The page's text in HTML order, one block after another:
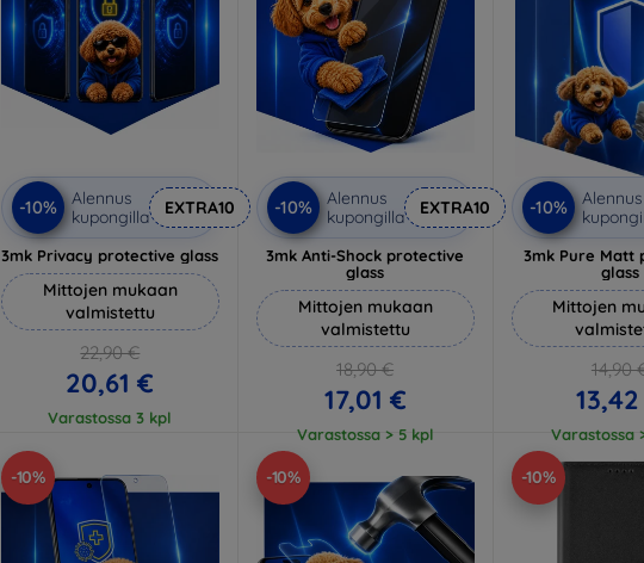
-10%
Alennus
kupongilla
EXTRA10
3mk Privacy protective glass
Mittojen mukaan
valmistettu
22,90 €
20,61 €
Varastossa 3 kpl
-10%
Alennus
kupongilla
EXTRA10
3mk Anti-Shock protective
glass
Mittojen mukaan
valmistettu
18,90 €
17,01 €
Varastossa > 5 kpl
-10%
Alennus
3mk Pure Matt
glass
Mittojen
14,90
Varastossa
-10% -10% -10%